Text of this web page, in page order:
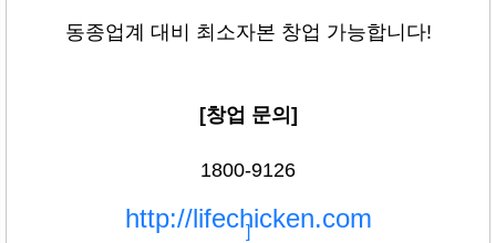
동종업계 대비 최소자본 창업 가능합니다!
[창업 문의]
1800-9126
http://lifechicken.com
]